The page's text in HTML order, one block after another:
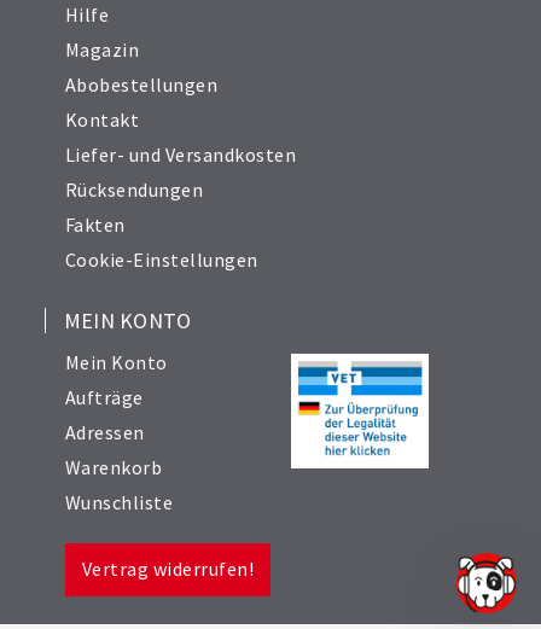
Hilfe
Magazin
Abobestellungen
Kontakt
Liefer- und Versandkosten
Rücksendungen
Fakten
Cookie-Einstellungen
MEIN KONTO
Mein Konto
Aufträge
Adressen
Warenkorb
Wunschliste
Vertrag widerrufen!